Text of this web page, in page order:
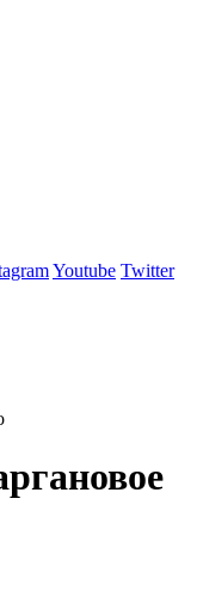
Youtube Twitter